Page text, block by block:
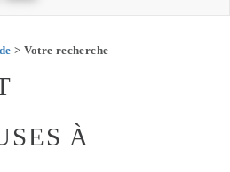
> Votre recherche
À